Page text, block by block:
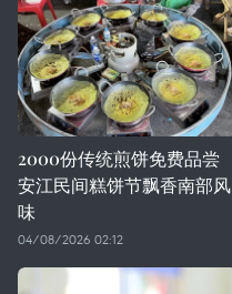
2000份传统煎饼免费品尝
安江民间糕饼节飘香南部风
味
04/08/2026 02:12